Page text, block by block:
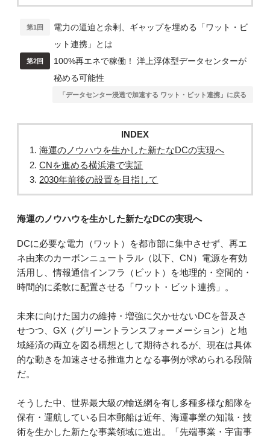
第1回
電力の逼迫と余剰、ギャップを埋める「ワット・ビ
ット連携」とは
第2回
100%再エネで稼働！ 洋上浮体型データセンターが
秘める可能性
「データセンター浸透で加速する ワット・ビット連携」に戻る
INDEX
海運のノウハウを生かした新たなDCの実現へ
CNを進める横浜港で実証
2030年前後の設置を目指して
海運のノウハウを生かした新たなDCの実現へ
DCに必要な電力（ワット）を都市部に集中させず、再エ
ネ由来のカーボンニュートラル（以下、CN）電源を有効
活用し、情報通信インフラ（ビット）を地理的・空間的・
時間的に柔軟に配置させる「ワット・ビット連携」。
未来に向けた国力の維持・増強に欠かせないDCを普及さ
せつつ、GX（グリーントランスフォーメーション）と地
域経済の両立を図る構想として期待されるが、現在は具体
的な動きを加速させる推進力となる事例が求められる段階
だ。
そうした中、世界最大級の輸送網を有し多種多様な船隊を
保有・運航している日本郵船は近年、海運事業の知識・技
術を生かした新たな事業領域に進出。「先端事業・宇宙事